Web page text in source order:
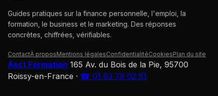
Guides pratiques sur la finance personnelle, l'emploi, la
formation, le business et le marketing. Des réponses
concrètes, chiffrées, vérifiables.
ContactÀ proposMentions légalesConfidentialitéCookiesPlan du site
Asct Formation 165 Av. du Bois de la Pie, 95700
Roissy-en-France · ☎ 01 83 78 02 51